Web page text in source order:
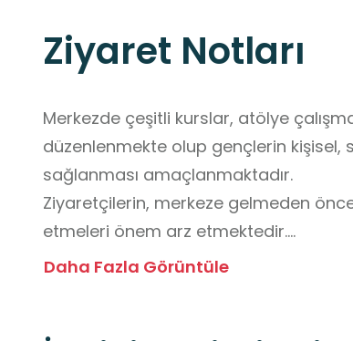
Ziyaret Notları
Merkezde çeşitli kurslar, atölye
düzenlenmekte olup gençlerin kişisel,
sağlanması amaçlanmaktadır.
Ziyaretçilerin, merkeze gelmeden
etmeleri önem arz etmektedir.
Merkezde gerçekleştirilen faaliyetlere
Daha Fazla Görüntüle